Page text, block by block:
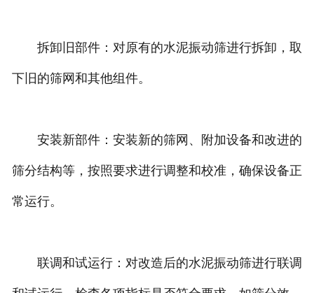
拆卸旧部件：对原有的水泥振动筛进行拆卸，取
下旧的筛网和其他组件。
安装新部件：安装新的筛网、附加设备和改进的
筛分结构等，按照要求进行调整和校准，确保设备正
常运行。
联调和试运行：对改造后的水泥振动筛进行联调